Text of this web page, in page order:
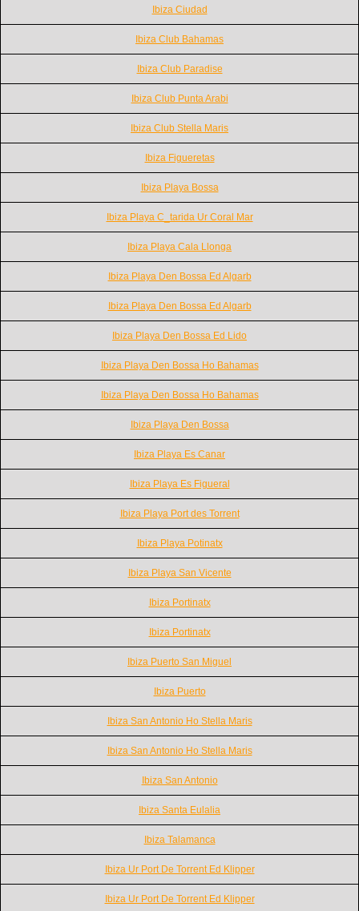
Ibiza Ciudad
Ibiza Club Bahamas
Ibiza Club Paradise
Ibiza Club Punta Arabi
Ibiza Club Stella Maris
Ibiza Figueretas
Ibiza Playa Bossa
Ibiza Playa C_tarida Ur Coral Mar
Ibiza Playa Cala Llonga
Ibiza Playa Den Bossa Ed Algarb
Ibiza Playa Den Bossa Ed Algarb
Ibiza Playa Den Bossa Ed Lido
Ibiza Playa Den Bossa Ho Bahamas
Ibiza Playa Den Bossa Ho Bahamas
Ibiza Playa Den Bossa
Ibiza Playa Es Canar
Ibiza Playa Es Figueral
Ibiza Playa Port des Torrent
Ibiza Playa Potinatx
Ibiza Playa San Vicente
Ibiza Portinatx
Ibiza Portinatx
Ibiza Puerto San Miguel
Ibiza Puerto
Ibiza San Antonio Ho Stella Maris
Ibiza San Antonio Ho Stella Maris
Ibiza San Antonio
Ibiza Santa Eulalia
Ibiza Talamanca
Ibiza Ur Port De Torrent Ed Klipper
Ibiza Ur Port De Torrent Ed Klipper